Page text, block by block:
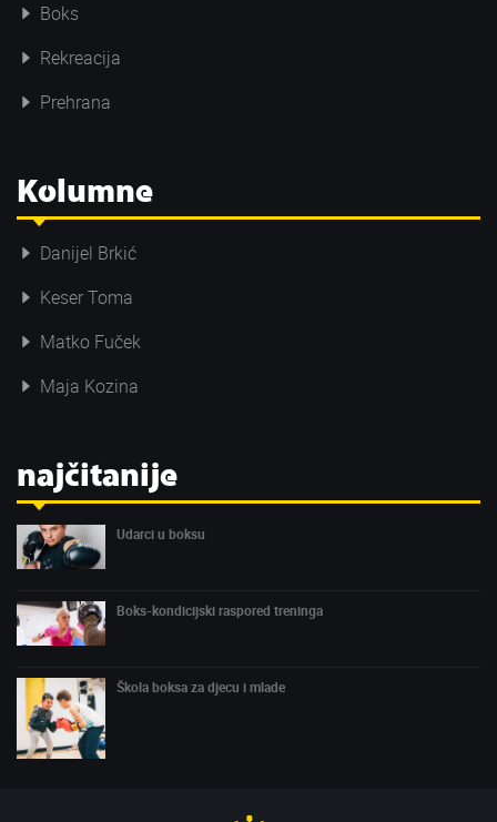
Boks
Rekreacija
Prehrana
Kolumne
Danijel Brkić
Keser Toma
Matko Fuček
Maja Kozina
najčitanije
Udarci u boksu
Boks-kondicijski raspored treninga
Škola boksa za djecu i mlade